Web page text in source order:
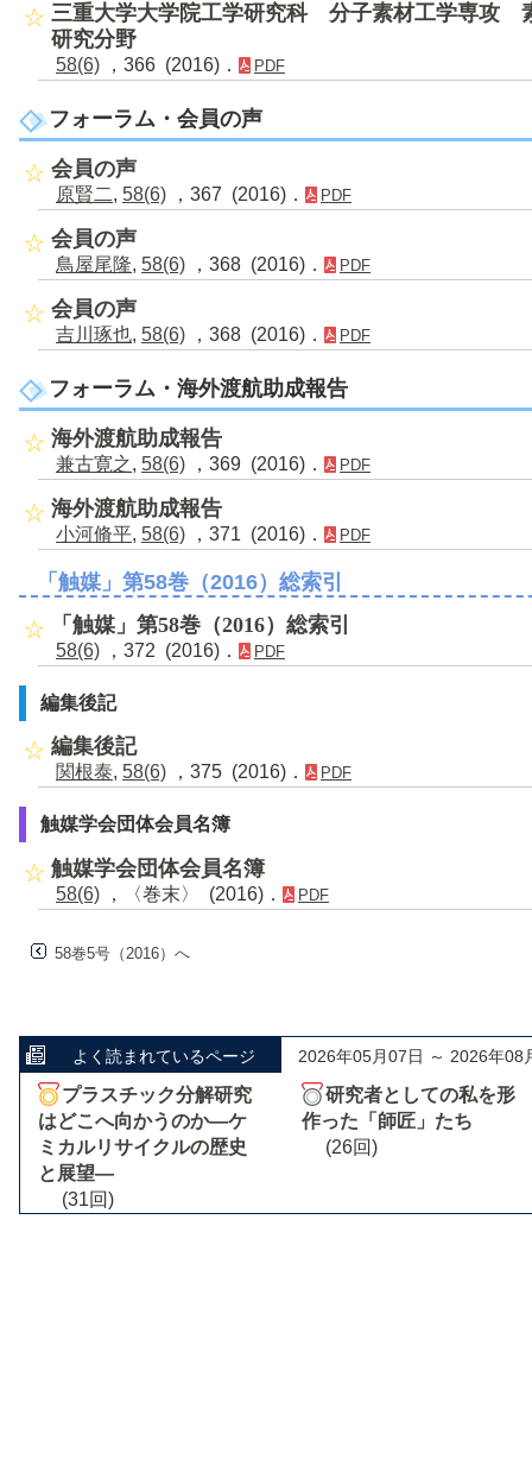
三重大学大学院工学研究科 分子素材工学専攻
研究分野
58(6) ，366 (2016)． PDF
フォーラム・会員の声
会員の声
原賢二, 58(6) ，367 (2016)． PDF
会員の声
鳥屋尾隆, 58(6) ，368 (2016)． PDF
会員の声
吉川琢也, 58(6) ，368 (2016)． PDF
フォーラム・海外渡航助成報告
海外渡航助成報告
兼古寛之, 58(6) ，369 (2016)． PDF
海外渡航助成報告
小河脩平, 58(6) ，371 (2016)． PDF
「触媒」第58巻（2016）総索引
「触媒」第58巻（2016）総索引
58(6) ，372 (2016)． PDF
編集後記
編集後記
関根泰, 58(6) ，375 (2016)． PDF
触媒学会団体会員名簿
触媒学会団体会員名簿
58(6) ，〈巻末〉 (2016)． PDF
58巻5号（2016）へ
よく読まれているページ 2026年05月07日 ～ 2026年08
プラスチック分解研究
はどこへ向かうのか―ケ
ミカルリサイクルの歴史
と展望―
(31回)
研究者としての私を形
作った「師匠」たち
(26回)